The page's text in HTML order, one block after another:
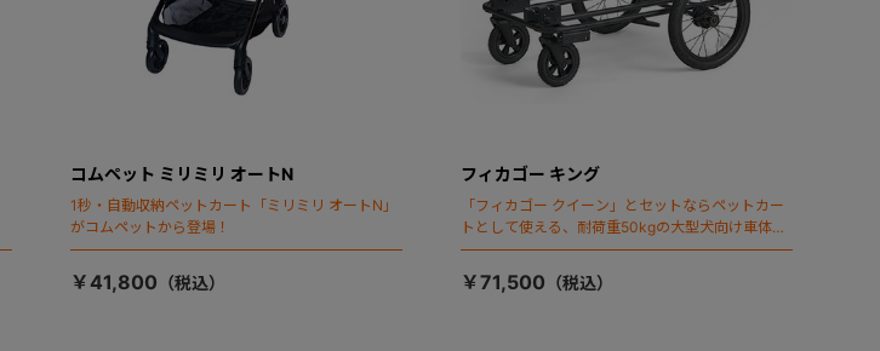
コムペット ミリミリ オートN
1秒・自動収納ペットカート「ミリミリ オートN」
がコムペットから登場！
￥41,800
フィカゴー キング
「フィカゴー クイーン」とセットならペットカー
トとして使える、耐荷重50kgの大型犬向け車体登
場！
￥71,500